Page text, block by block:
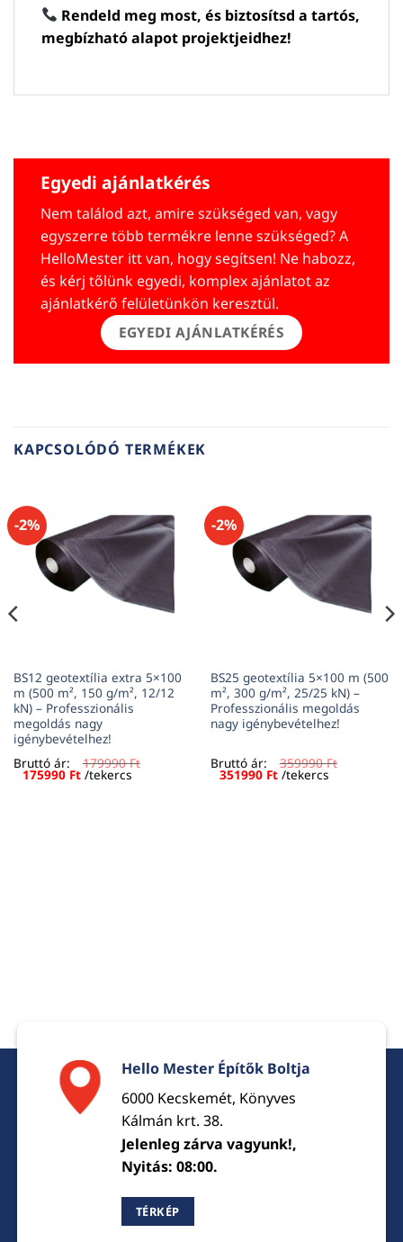
Rendeld meg most, és biztosítsd a tartós,
megbízható alapot projektjeidhez!
Egyedi ajánlatkérés
Nem találod azt, amire szükséged van, vagy
egyszerre több termékre lenne szükséged? A
HelloMester itt van, hogy segítsen! Ne habozz,
és kérj tőlünk egyedi, komplex ajánlatot az
ajánlatkérő felületünkön keresztül.
EGYEDI AJÁNLATKÉRÉS
KAPCSOLÓDÓ TERMÉKEK
-2%
BS12 geotextília extra 5×100
m (500 m², 150 g/m², 12/12
kN) – Professzionális
megoldás nagy
igénybevételhez!
Bruttó ár:
179990Ft
Original
price
175990 FtCurrent
price
/tekercs
-2%
BS25 geotextília 5×100 m (500
m², 300 g/m², 25/25 kN) –
Professzionális megoldás
nagy igénybevételhez!
Bruttó ár: 359990Ft
Original
price
351990 FtCurrent
price
/tekercs
Hello Mester Építők Boltja
6000 Kecskemét, Könyves
Kálmán krt. 38.
Jelenleg zárva vagyunk!,
Nyitás: 08:00.
TÉRKÉP